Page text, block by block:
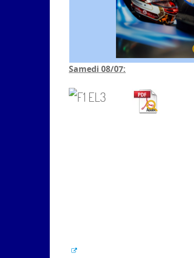
Samedi 08/07: